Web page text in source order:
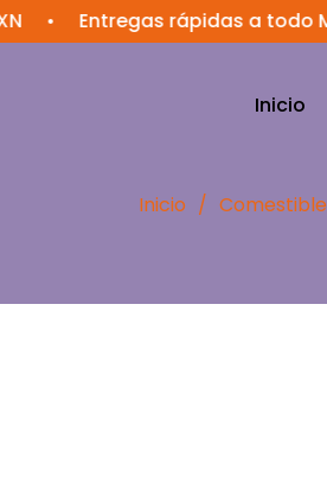
Entregas rápidas a todo México
Inicio
Inicio / Comestible